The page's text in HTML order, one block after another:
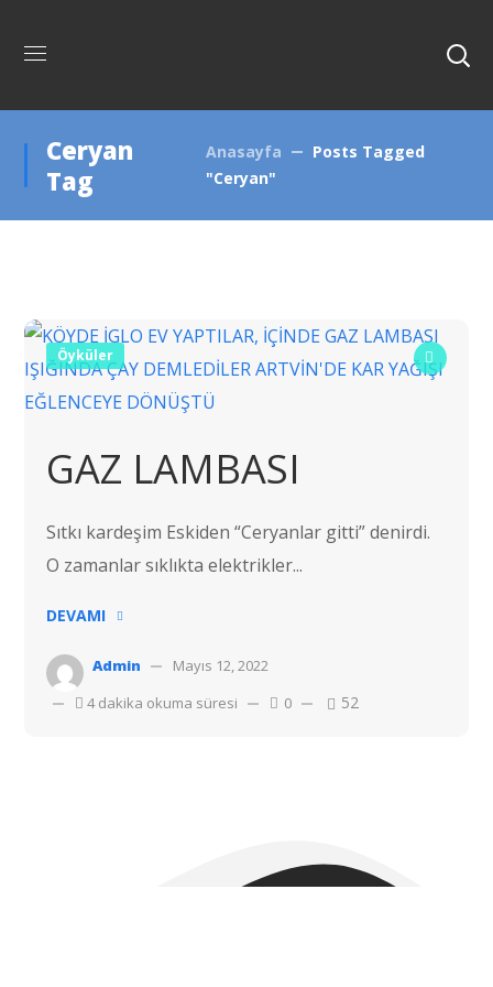
Ceryan
Tag
Anasayfa
Posts Tagged
"Ceryan"
Öyküler
GAZ LAMBASI
Sıtkı kardeşim Eskiden “Ceryanlar gitti” denirdi.
O zamanlar sıklıkta elektrikler...
DEVAMI
Admin
Mayıs 12, 2022
4 dakika okuma süresi
0 52